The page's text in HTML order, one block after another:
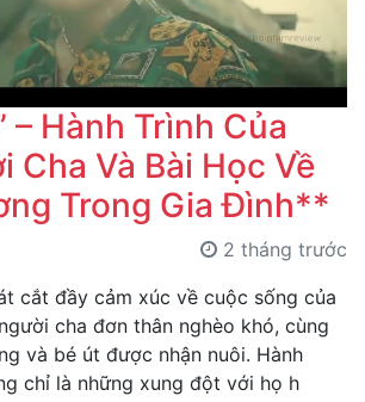
– Hành Trình Của
Cha Và Bài Học Về
Trong Gia Đình**
2 tháng trước
cắt đầy cảm xúc về cuộc sống của
cha đơn thân nghèo khó, cùng
và bé út được nhận nuôi. Hành
chỉ là những xung đột với họ h